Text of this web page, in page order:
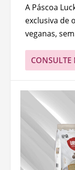
A Páscoa
exclusiva de
veganas,